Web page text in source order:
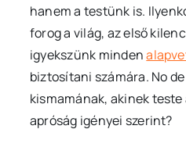
hanem a testünk is.
forog a világ, az első
igyekszünk minden
biztosítani számára. No
kismamának, akinek
apróság igényei szerint?